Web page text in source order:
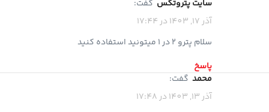
سایت پتروتکس گفت:
آذر 17, 1403 در 17:44
سلام پترو 2 در 1 میتونید استفاده کنید
پاسخ
محمد گفت:
آذر 13, 1403 در 17:48